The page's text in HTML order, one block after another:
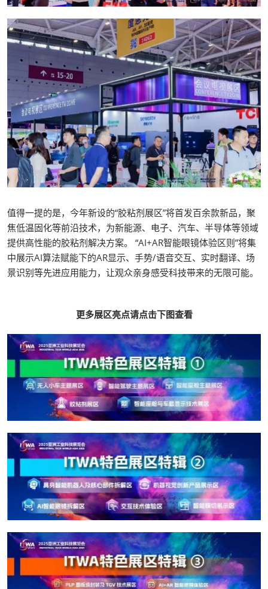
值得一提的是，今年新设的“胶粘剂展区”将首发百余款新品，聚
焦低温固化等前沿技术，为新能源、电子、汽车、半导体等领域
提供高性能的胶粘剂解决方案。 “AI+AR智能眼镜体验区则”将集
中展示AI算法赋能下的AR显示、手势/语音交互、实时翻译、场
景识别等先进应用能力，让观众亲身感受科技带来的无限可能。
更多展区亮点请点击下图查看